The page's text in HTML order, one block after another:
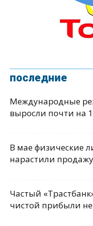
последние
Международные
выросли почти на
В мае физические
нарастили
Частый
чистой прибыли